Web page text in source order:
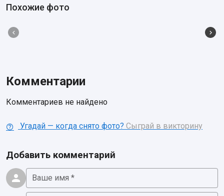
Похожие фото
Комментарии
Комментариев не найдено
Угадай — когда снято фото? Сыграй в викторину
Добавить комментарий
Ваше имя *